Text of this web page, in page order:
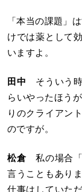
「本当の課題」
けでは薬として
いますよ。
田中 そういう
らいやったほう
りのクライアン
のですが。
松倉私の場合「
言うこともあり
仕事はしていた